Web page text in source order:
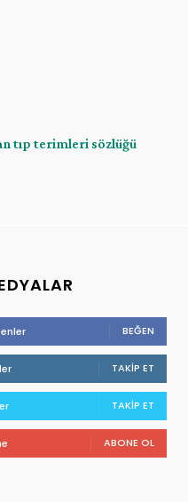
tıp terimleri sözlüğü
BEĞEN
TAKIP ET
TAKIP ET
ABONE OL